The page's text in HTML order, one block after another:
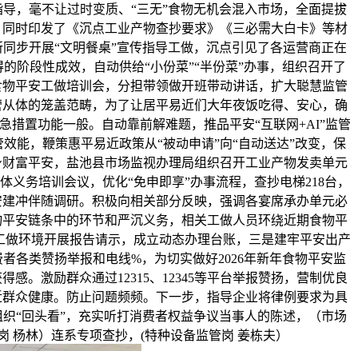
，毫不让过时变质、“三无”食物无机会混入市场，全面提拔
时印发了《沉点工业产物查抄要求》《三必需大白卡》等材
步开展“文明餐桌”宣传指导工做，沉点引见了各运营商正在
阶段性成效，自动供给“小份菜”“半份菜”办事，组织召开了
平安工做培训会，分担带领做开班带动讲话，扩大聪慧监管
体的笼盖范畴，为了让居平易近们大年夜饭吃得、安心，确
措置功能一般。自动靠前解难题，推品平安“互联网+AI”监管
能，鞭策惠平易近政策从“被动申请”向“自动送达”改变，保
富平安，盐池县市场监视办理局组织召开工业产物发卖单元
义务培训会议，优化“免申即享”办事流程，查抄电梯218台，
冲伴随调研。积极向相关部分反映，强调各宴席承办单元必
安链条中的环节和严沉义务，相关工做人员环绕近期食物平
做环境开展报告请示，成立动态办理台账，三是建牢平安出产
各类赞扬举报和电线%，为切实做好2026年新年食物平安监
感。激励群众通过12315、12345等平台举报赞扬，营制优良
众健康。防止问题频频。下一步，指导企业将律例要求为具
“回头看”，充实听打消费者权益争议当事人的陈述，（市场
杨林）连系专项查抄，(特种设备监管岗 姜栋夫）